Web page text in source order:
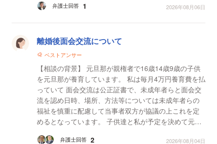
婚...
弁護士回答 1 2026年08月06日
離婚後面会交流について
ベストアンサー
【相談の背景】 元旦那が親権者で16歳14歳9歳の子供
を元旦那が養育しています。 私は毎月4万円養育費を払
っていて 面会交流は公正証書で、未成年者らと面会交
流を認め日時、場所、方法等については未成年者らの
福祉を慎重に配慮して当事者双方が協議の上これを定
めるとなっています。 子供達と私が予定を決めて元旦
弁護士回答 2 2026年08月04日